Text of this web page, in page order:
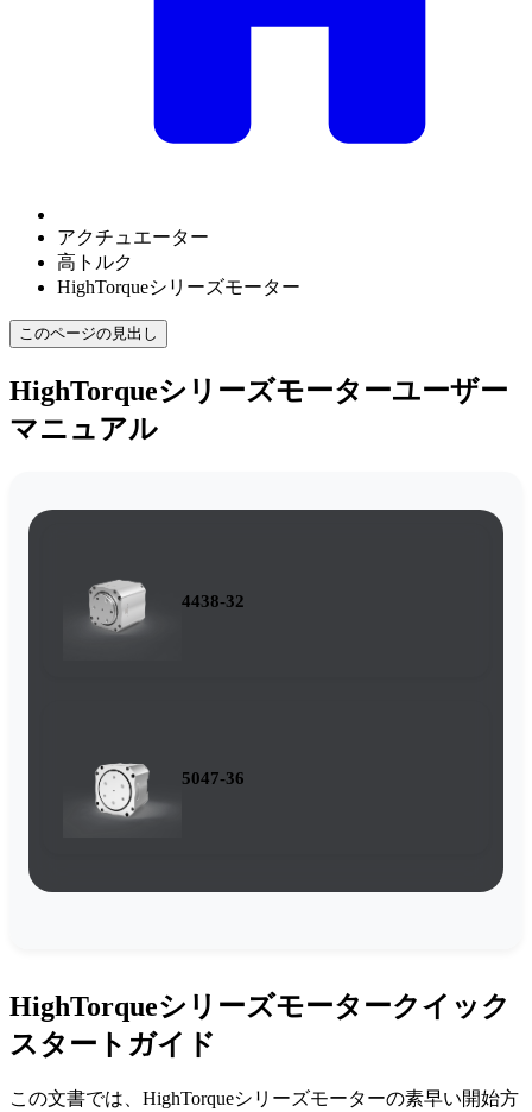
アクチュエーター
高トルク
HighTorqueシリーズモーター
このページの見出し
HighTorqueシリーズモーターユーザー
マニュアル
4438-32
5047-36
HighTorqueシリーズモータークイック
スタートガイド
この文書では、HighTorqueシリーズモーターの素早い開始方